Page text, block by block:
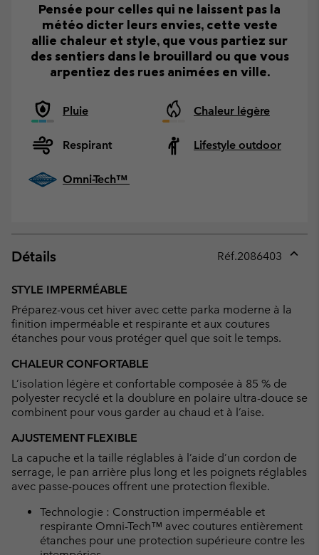
Pensée pour celles qui ne laissent pas la
météo dicter leurs envies, cette veste
allie chaleur et style, que vous partiez sur
des sentiers dans le brouillard ou que vous
arpentiez des rues animées en ville.
Pluie Chaleur légère
Respirant Lifestyle outdoor
Omni-Tech™
Détails Réf.2086403
STYLE IMPERMÉABLE
Préparez-vous cet hiver avec cette parka moderne à la
finition imperméable et respirante et aux coutures
étanches pour vous protéger quel que soit le temps.
CHALEUR CONFORTABLE
L’isolation légère et confortable composée à 85 % de
polyester recyclé et la doublure en polaire ultra-douce se
combinent pour vous garder au chaud et à l’aise.
AJUSTEMENT FLEXIBLE
La capuche et la taille réglables à l’aide d’un cordon de
serrage, le pan arrière plus long et les poignets réglables
avec passe-pouces offrent une protection flexible.
Technologie : Construction imperméable et
respirante Omni-Tech™ avec coutures entièrement
étanches pour une protection supérieure contre les